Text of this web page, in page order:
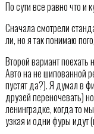
По сути все равно что и
Сначала смотрели
ли, но я так понимаю
Второй вариант
Авто на не шипованной
пустят да?). Я думал в
друзей переночевать)
ленинградке, когда то
узкая и одни фуры идут